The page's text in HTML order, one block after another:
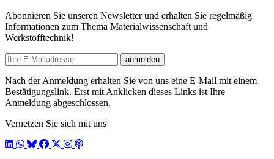
Abonnieren Sie unseren Newsletter und erhalten Sie regelmäßig
Informationen zum Thema Materialwissenschaft und
Werkstofftechnik!
E-mail
anmelden
Nach der Anmeldung erhalten Sie von uns eine E-Mail mit einem
Bestätigungslink. Erst mit Anklicken dieses Links ist Ihre
Anmeldung abgeschlossen.
Vernetzen Sie sich mit uns
LinkedIn
WhatsApp
BlueSky
Facebook
X / Twitter
Instagram
Podcast